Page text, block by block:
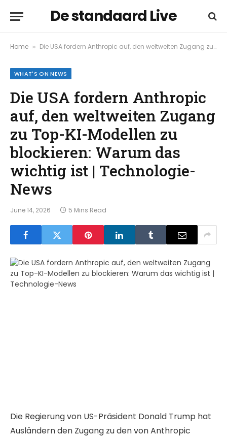
De standaard Live
Home » Die USA fordern Anthropic auf, den weltweiten Zugang zu Top-KI-Modellen zu blockieren: Warum das wichtig ist | Technologie-News
WHAT'S ON NEWS
Die USA fordern Anthropic
auf, den weltweiten Zugang
zu Top-KI-Modellen zu
blockieren: Warum das
wichtig ist | Technologie-
News
June 14, 2026 5 Mins Read
Die Regierung von US-Präsident Donald Trump hat
Ausländern den Zugang zu den von Anthropic